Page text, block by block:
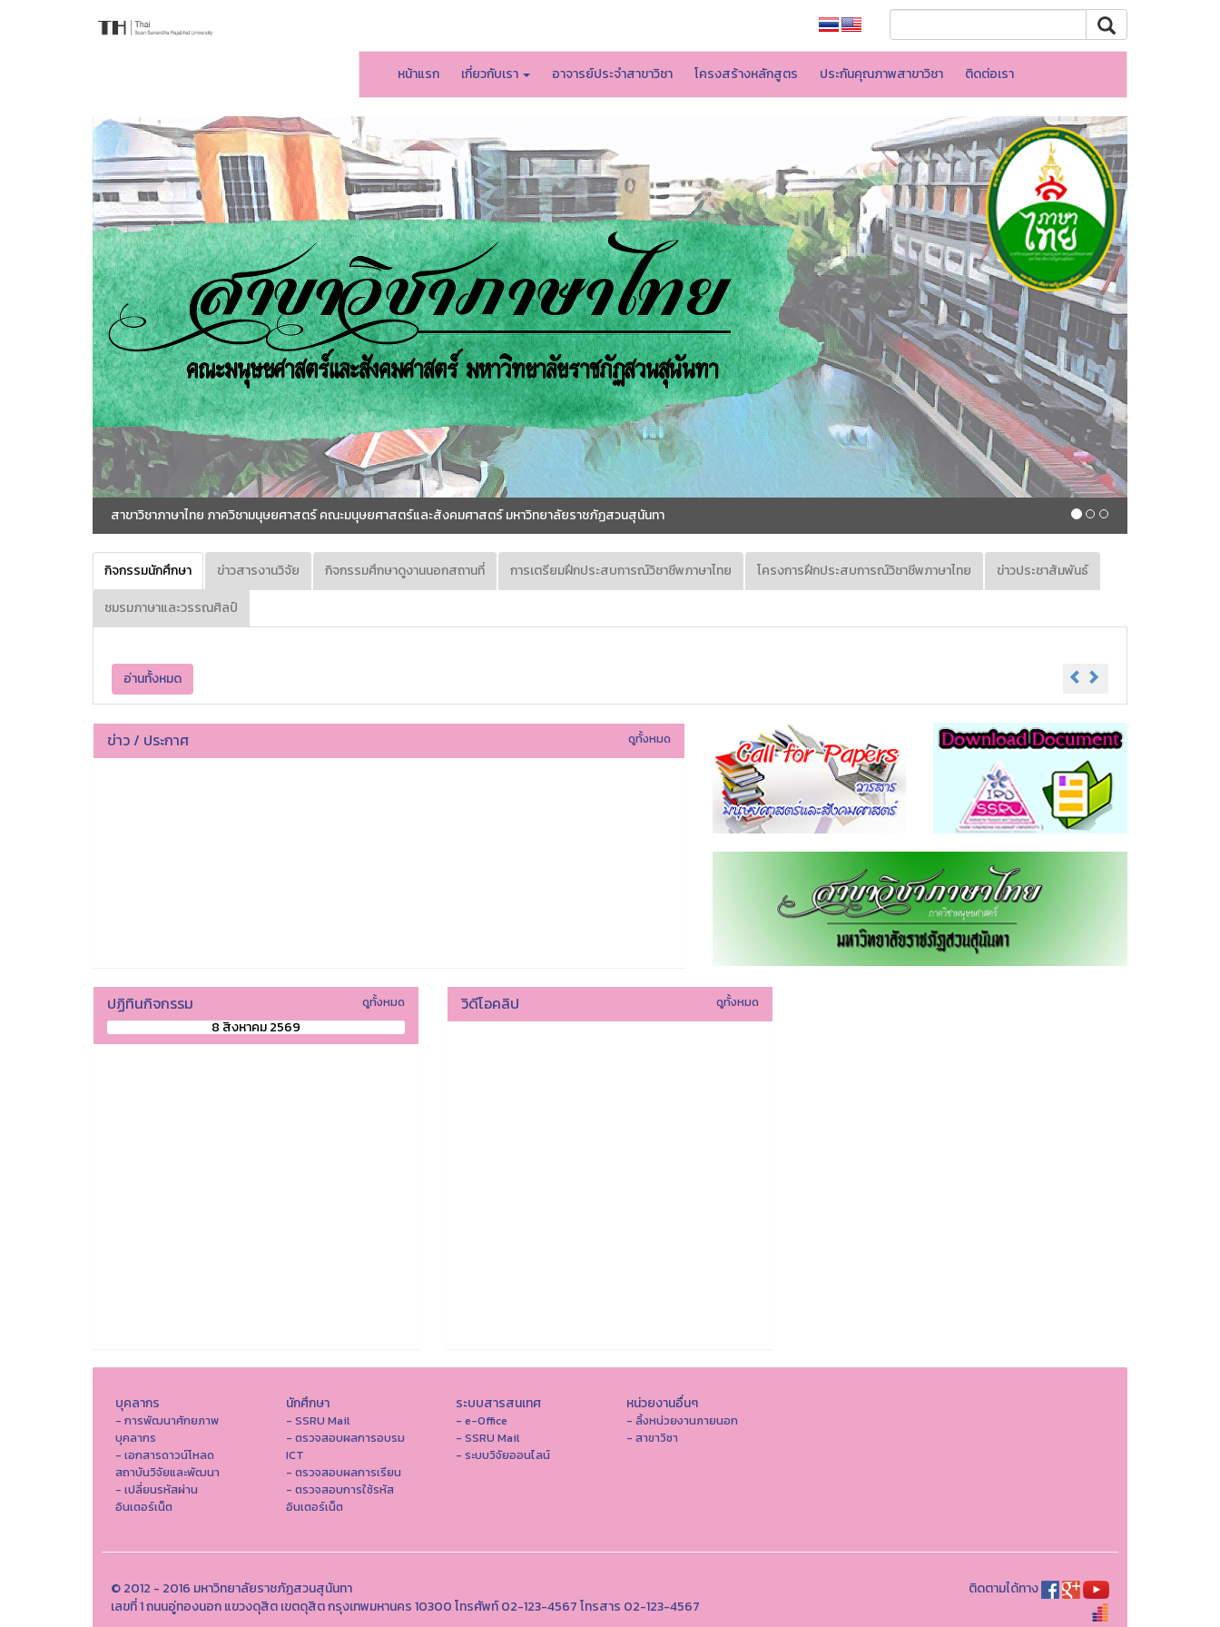
หน้าแรก เกี่ยวกับเรา อาจารย์ประจำสาขาวิชา โครงสร้างหลักสูตร ประกันคุณภาพสาขาวิชา ติดต่อเรา
สาขาวิชาภาษาไทย ภาควิชามนุษยศาสตร์ คณะมนุษยศาสตร์และสังคมศาสตร์ มหาวิทยาลัยราชภัฏสวนสุนันทา
กิจกรรมนักศึกษา ข่าวสารงานวิจัย กิจกรรมศึกษาดูงานนอกสถานที่ การเตรียมฝึกประสบการณ์วิชาชีพภาษาไทย โครงการฝึกประสบการณ์วิชาชีพภาษาไทย
ข่าวประชาสัมพันธ์
ชมรมภาษาและวรรณศิลป์
อ่านทั้งหมด
ข่าว / ประกาศ ดูทั้งหมด
ปฏิทินกิจกรรม ดูทั้งหมด
8 สิงหาคม 2569
วิดีโอคลิป ดูทั้งหมด
บุคลากร
- การพัฒนาศักยภาพ
บุคลากร
- เอกสารดาวน์โหลด
สถาบันวิจัยและพัฒนา
- เปลี่ยนรหัสผ่าน
อินเตอร์เน็ต
นักศึกษา
- SSRU Mail
- ตรวจสอบผลการอบรม
ICT
- ตรวจสอบผลการเรียน
- ตรวจสอบการใช้รหัส
อินเตอร์เน็ต
ระบบสารสนเทศ
- e-Office
- SSRU Mail
- ระบบวิจัยออนไลน์
หน่วยงานอื่นๆ
- ลิ้งหน่วยงานภายนอก
- สาขาวิชา
© 2012 - 2016 มหาวิทยาลัยราชภัฏสวนสุนันทา
เลขที่ 1 ถนนอู่ทองนอก แขวงดุสิต เขตดุสิต กรุงเทพมหานคร 10300 โทรศัพท์ 02-123-4567 โทรสาร 02-123-4567
ติดตามได้ทาง